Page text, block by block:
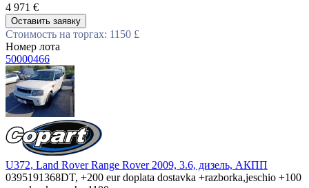
4 971 €
Оставить заявку
Стоимость на торгах: 1150 £
Номер лота
50000466
U372, Land Rover Range Rover 2009, 3.6, дизель, АКПП
0395191368DT, +200 eur doplata dostavka +razborka,jeschio +100